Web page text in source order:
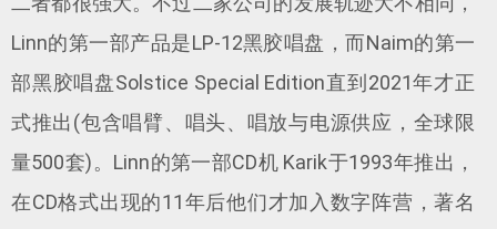
Linn的第一部产品是LP-12黑胶唱盘，而Naim的第一
部黑胶唱盘Solstice Special Edition直到2021年才正
式推出(包含唱臂、唱头、唱放与电源供应，全球限
量500套)。Linn的第一部CD机 Karik于1993年推出，
在CD格式出现的11年后他们才加入数字阵营，著名